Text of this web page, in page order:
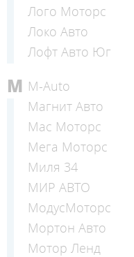
Лого Моторс
Локо Авто
Лофт Авто Юг
М М-Auto
Магнит Авто
Мас Моторс
Мега Моторс
Миля 34
МИР АВТО
МодусМоторс
Мортон Авто
Мотор Ленд